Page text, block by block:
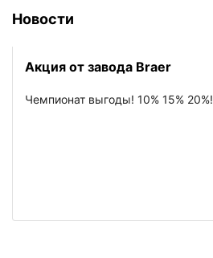
Новости
Акция от завода Braer
Чемпионат выгоды! 10% 15% 20%!